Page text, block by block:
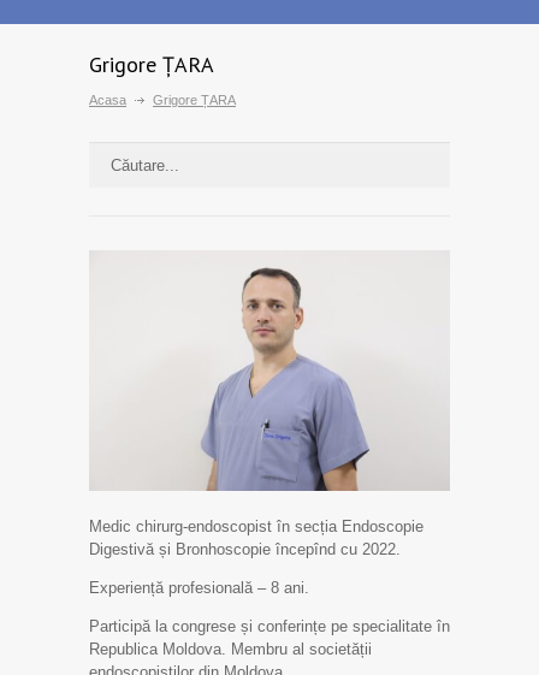
Grigore ȚARA
Acasa Grigore ȚARA
Medic chirurg-endoscopist în secția Endoscopie
Digestivă și Bronhoscopie începînd cu 2022.
Experiență profesională – 8 ani.
Participă la congrese și conferințe pe specialitate în
Republica Moldova. Membru al societății